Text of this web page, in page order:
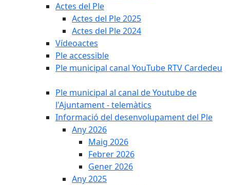
Actes del Ple
Actes del Ple 2025
Actes del Ple 2024
Vídeoactes
Ple accessible
Ple municipal canal YouTube RTV Cardedeu
Ple municipal al canal de Youtube de
l'Ajuntament - telemàtics
Informació del desenvolupament del Ple
Any 2026
Maig 2026
Febrer 2026
Gener 2026
Any 2025